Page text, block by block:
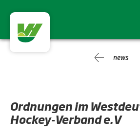
news
Ordnungen im
Hockey-Verband e.V